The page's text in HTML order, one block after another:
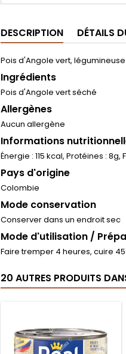
DESCRIPTION DÉTAILS
Pois d'Angole vert,
Ingrédients
Pois d'Angole vert séché
Allergènes
Aucun allergène
Informations
Énergie : 115 kcal, Protéines : 8g,
Pays d'origine
Colombie
Mode conservation
Conserver dans un endroit sec
Mode d'utilisation /
Faire tremper 4 heures, cuire
20 AUTRES PRODUITS